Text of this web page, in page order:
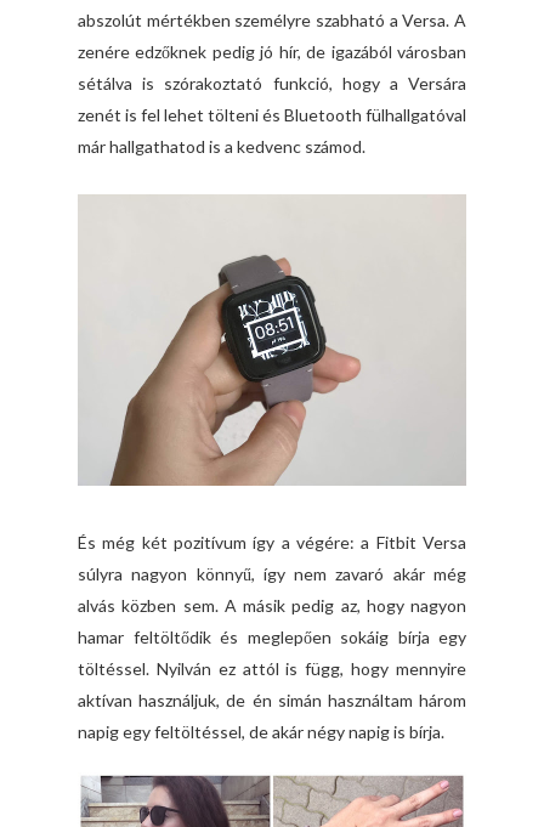
abszolút mértékben személyre szabható a Versa. A
zenére edzőknek pedig jó hír, de igazából városban
sétálva is szórakoztató funkció, hogy a Versára
zenét is fel lehet tölteni és Bluetooth fülhallgatóval
már hallgathatod is a kedvenc számod.
És még két pozitívum így a végére: a Fitbit Versa
súlyra nagyon könnyű, így nem zavaró akár még
alvás közben sem. A másik pedig az, hogy nagyon
hamar feltöltődik és meglepően sokáig bírja egy
töltéssel. Nyilván ez attól is függ, hogy mennyire
aktívan használjuk, de én simán használtam három
napig egy feltöltéssel, de akár négy napig is bírja.